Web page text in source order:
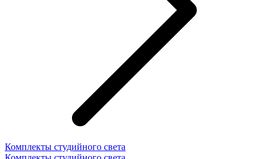
Комплекты студийного света